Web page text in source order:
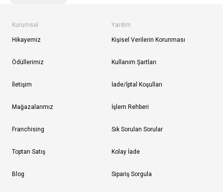
Kurumsal
Hikayemiz
Ödüllerimiz
İletişim
Mağazalarımız
Franchising
Toptan Satış
Blog
Yardım
Kişisel Verilerin Korunması
Kullanım Şartları
İade/İptal Koşulları
İşlem Rehberi
Sık Sorulan Sorular
Kolay İade
Sipariş Sorgula